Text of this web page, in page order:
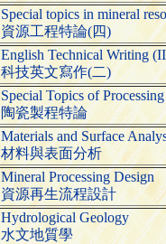
Special topics in mineral
資源工程特論(四)
English Technical Writing
科技英文寫作(二)
Special Topics of
陶瓷製程特論
Materials and Surface
材料與表面分析
Mineral Processing Design
資源再生流程設計
Hydrological Geology
水文地質學